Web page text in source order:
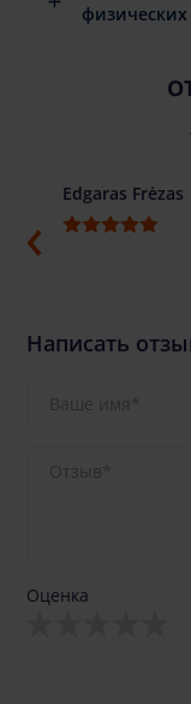
физических
Edgaras Frėzas
Написать
Оценка